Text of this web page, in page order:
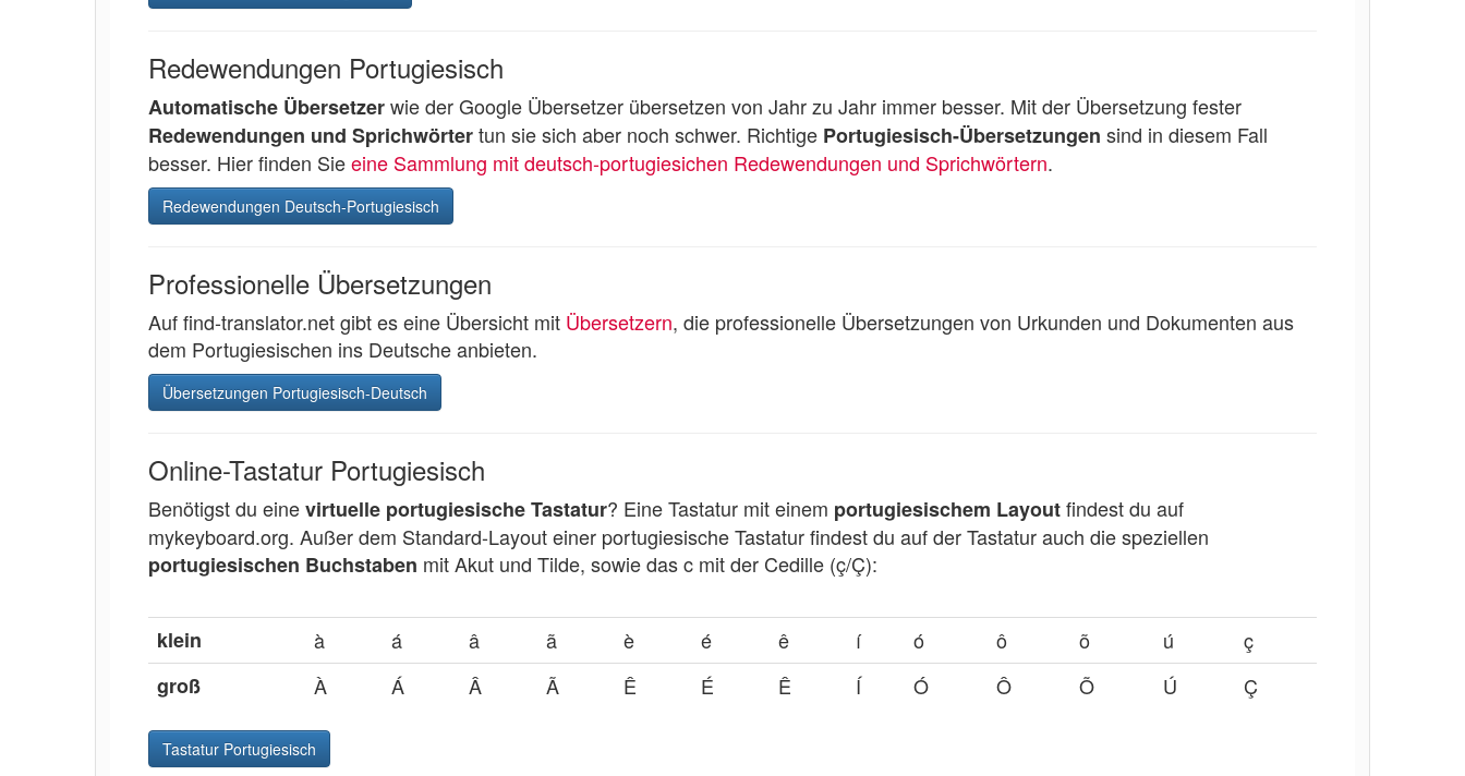
Redewendungen Portugiesisch
Automatische Übersetzerwie der Google Übersetzer übersetzen von Jahr zu Jahr immer besser. Mit der Übersetzung fester
Redewendungen und Sprichwörtertun sie sich aber noch schwer. Richtige Portugiesisch-Übersetzungen sind in diesem Fall
besser. Hier finden Sieeine Sammlung mit deutsch-portugiesichen Redewendungen und Sprichwörtern.
Redewendungen Deutsch-Portugiesisch
Professionelle Übersetzungen
Auf find-translator.net gibt es eine Übersicht mit Übersetzern, die professionelle Übersetzungen von Urkunden und Dokumenten aus
dem Portugiesischen ins Deutsche anbieten.
Übersetzungen Portugiesisch-Deutsch
Online-Tastatur Portugiesisch
Benötigst du einevirtuelle portugiesische Tastatur? Eine Tastatur mit einem portugiesischem Layoutfindest du auf
mykeyboard.org. Außer dem Standard-Layout einer portugiesische Tastatur findest du auf der Tastatur auch die speziellen
portugiesischen Buchstaben mit Akut und Tilde, sowie das c mit der Cedille (ç/Ç):
klein à á â ã è é ê í ó ô õ ú
ç
groß
À Á Â Ã Ê É Ê Í Ó Ô Õ Ú Ç
Tastatur Portugiesisch